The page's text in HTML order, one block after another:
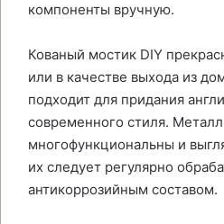
компоненты вручную.
Кованый мостик DIY
или в качестве выхода из
подходит для придания
современного стиля.
многофункциональны и
их следует регулярно
антикоррозийным составом.